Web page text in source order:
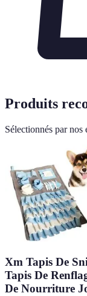
Produits
Sélectionnés par nos
Xm Tapis De
Tapis De
De Nourriture